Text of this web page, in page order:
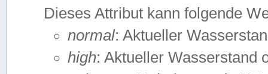
Dieses Attribut kann folgende
normal: Aktueller
high: Aktueller Wasserstand